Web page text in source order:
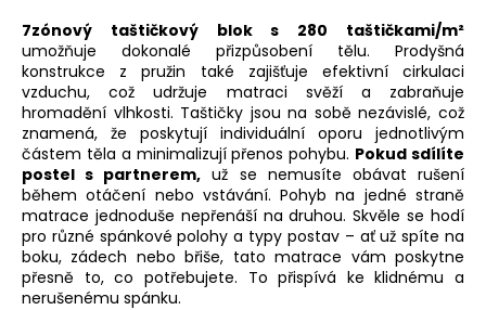
7zónový taštičkový blok s 280 taštičkami/m²
umožňuje dokonalé přizpůsobení tělu. Prodyšná
konstrukce z pružin také zajišťuje efektivní cirkulaci
vzduchu, což udržuje matraci svěží a zabraňuje
hromadění vlhkosti. Taštičky jsou na sobě nezávislé, což
znamená, že poskytují individuální oporu jednotlivým
částem těla a minimalizují přenos pohybu. Pokud sdílíte
postel s partnerem, už se nemusíte obávat rušení
během otáčení nebo vstávání. Pohyb na jedné straně
matrace jednoduše nepřenáší na druhou. Skvěle se hodí
pro různé spánkové polohy a typy postav – ať už spíte na
boku, zádech nebo břiše, tato matrace vám poskytne
přesně to, co potřebujete. To přispívá ke klidnému a
nerušenému spánku.